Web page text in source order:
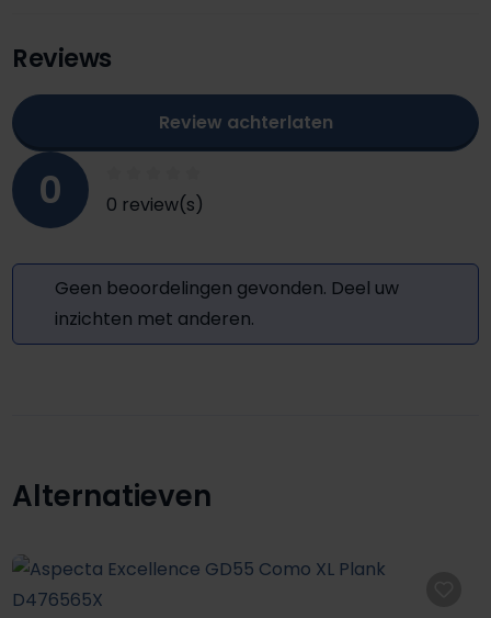
Reviews
0 0 review(s)
Review achterlaten
Geen beoordelingen gevonden. Deel uw
inzichten met anderen.
Productgalerij overslaan
Alternatieven